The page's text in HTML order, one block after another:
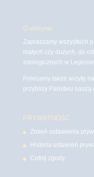
O witrynie
Zapraszamy wszystkich
małych czy dużych, do
zoologicznych w
Polecamy także wizytę
przybliży Państwu naszą
PRYWATNOŚĆ
Zmień ustawienia
Historia ustawień
Cofnij zgody